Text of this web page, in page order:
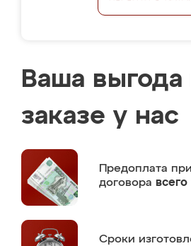
Ваша выгода
заказе у нас
Предоплата
договора
Сроки